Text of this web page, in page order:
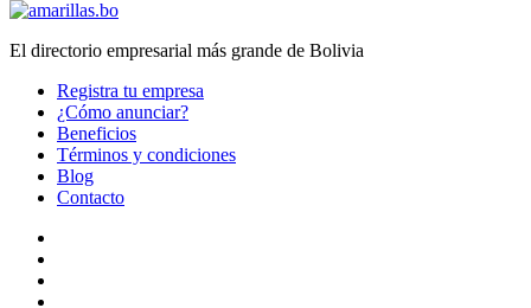
El directorio empresarial más grande de Bolivia
Registra tu empresa
¿Cómo anunciar?
Beneficios
Términos y condiciones
Blog
Contacto